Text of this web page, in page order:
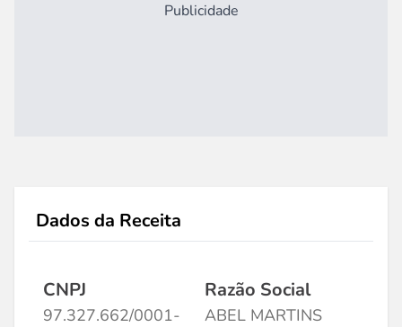
Publicidade
Dados da Receita
CNPJ
97.327.662/0001-
Razão Social
ABEL MARTINS